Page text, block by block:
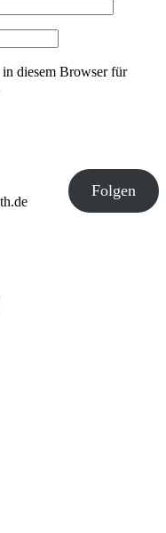
diesem Browser für
Folgen